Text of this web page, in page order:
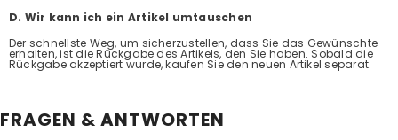
D. Wir kann ich ein Artikel umtauschen
Der schnellste Weg, um sicherzustellen, dass Sie das Gewünschte
erhalten, ist die Rückgabe des Artikels, den Sie haben. Sobald die
Rückgabe akzeptiert wurde, kaufen Sie den neuen Artikel separat.
FRAGEN & ANTWORTEN